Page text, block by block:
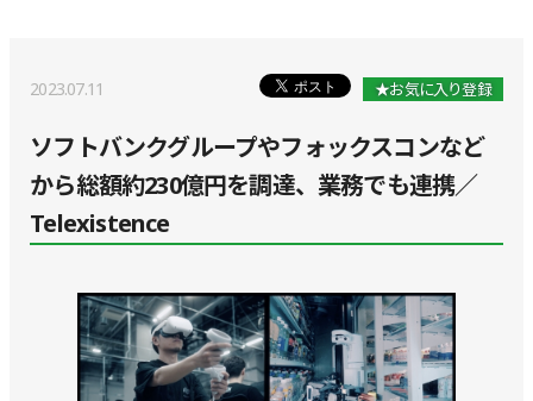
2023.07.11 ★お気に入り登録
ソフトバンクグループやフォックスコンなど
から総額約230億円を調達、業務でも連携／
Telexistence